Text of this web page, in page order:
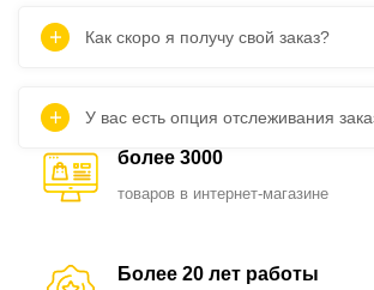
Как скоро я получу свой заказ?
У вас есть опция отслеживания
более 3000
товаров в интернет-магазине
Более 20 лет работы